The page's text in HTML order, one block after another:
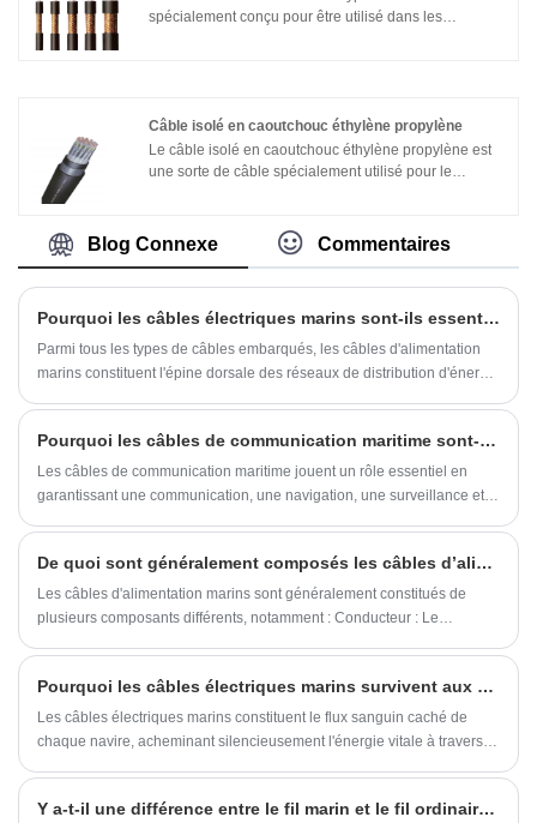
spécialement conçu pour être utilisé dans les
données ou de vidéo.
Câble isolé en caoutchouc éthylène propylène
Le câble isolé en caoutchouc éthylène propylène est
une sorte de câble spécialement utilisé pour le
matériau isolant et présente les caractéristiques de
faible dégagement de fumée et d'absence d'halogène.
gaz toxiques générés par la combustion du câble sont
moindres, ce qui aide à évacuer et éteindre le feu.
Blog Connexe Commentaires
Pourquoi les câbles électriques marins sont-ils essentiels à la sécurité et aux performances des navires modernes ?
Parmi tous les types de câbles embarqués, les câbles d'alimentation
marins constituent l'épine dorsale des réseaux de distribution d'énergie
risques d'incendie potentiels tout en préservant l'intégrité du
conducteur et la résistance de l'isolation.
Pourquoi les câbles de communication maritime sont-ils essentiels pour des systèmes de communication offshore sûrs et fiables
Les câbles de communication maritime jouent un rôle essentiel en
garantissant une communication, une navigation, une surveillance et
De quoi sont généralement composés les câbles d’alimentation marins ?
Les câbles d'alimentation marins sont généralement constitués de
plusieurs composants différents, notamment : Conducteur : Le
conducteurs sont utilisés pour transporter le courant électrique et le
choix du matériau conducteur dépend de la puissance et de la fonction
du câble.
Pourquoi les câbles électriques marins survivent aux océans les plus difficiles
Les câbles électriques marins constituent le flux sanguin caché de
chaque navire, acheminant silencieusement l'énergie vitale à travers
les océans leur lancent tout en alimentant les voyages de l’humanité à
Y a-t-il une différence entre le fil marin et le fil ordinaire ?